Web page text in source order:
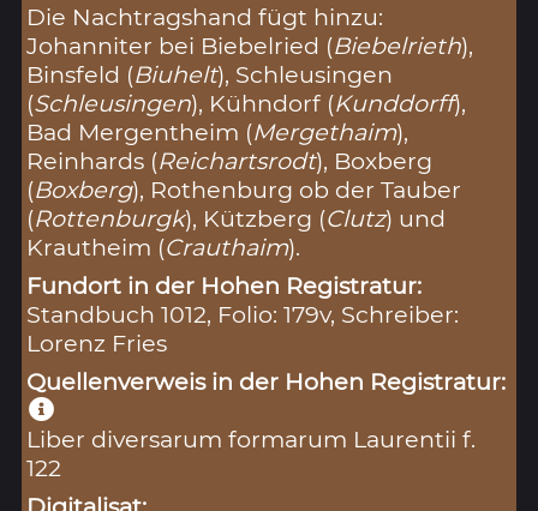
Die Nachtragshand fügt hinzu:
Johanniter bei Biebelried (Biebelrieth),
Binsfeld (Biuhelt), Schleusingen
(Schleusingen), Kühndorf (Kunddorff),
Bad Mergentheim (Mergethaim),
Reinhards (Reichartsrodt), Boxberg
(Boxberg), Rothenburg ob der Tauber
(Rottenburgk), Kützberg (Clutz) und
Krautheim (Crauthaim).
Fundort in der Hohen Registratur:
Standbuch 1012, Folio: 179v, Schreiber:
Lorenz Fries
Quellenverweis in der Hohen Registratur:
Liber diversarum formarum Laurentii f.
122